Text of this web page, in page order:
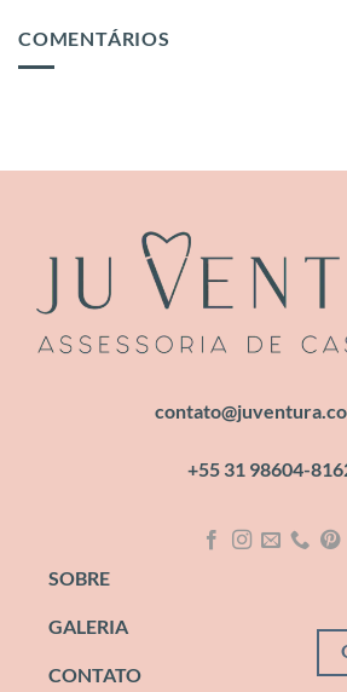
COMENTÁRIOS
+55 31 98604-
SOBRE
GALERIA
CONTATO